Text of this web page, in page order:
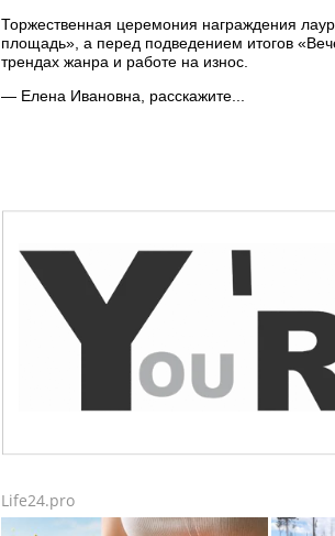
Торжественная церемония награждения
площадь», а перед подведением итогов
трендах жанра и работе на износ.
— Елена Ивановна, расскажите...
Life24.pro